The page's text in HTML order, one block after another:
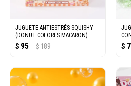
JUGUETE ANTIESTRÉS SQUISHY
(DONUT COLORES MACARON)
$ 95 $ 189 $